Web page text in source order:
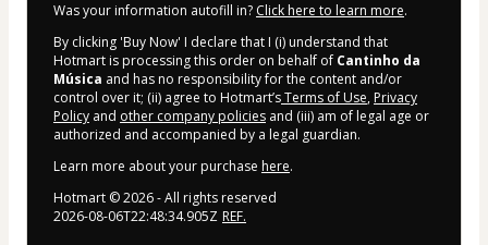
Was your information autofill in? Click here to learn more.
By clicking 'Buy Now' I declare that I (i) understand that
Hotmart is processing this order on behalf of Cantinho da
Música and has no responsibility for the content and/or
control over it; (ii) agree to Hotmart’sTerms of Use, Privacy
Policy and other company policies and (iii) am of legal age or
authorized and accompanied by a legal guardian.
Learn more about your purchase here.
Hotmart ©2026- All rights reserved
2026-08-06T22:48:34.905Z REF.